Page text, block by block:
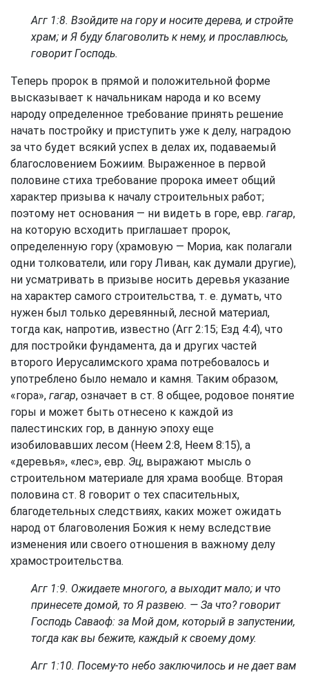
Агг 1:8. Взойдите на гору и носите дерева, и стройте
храм; и Я буду благоволить к нему, и прославлюсь,
говорит Господь.
Теперь пророк в прямой и положительной форме
высказывает к начальникам народа и ко всему
народу определенное требование принять решение
начать постройку и приступить уже к делу, наградою
за что будет всякий успех в делах их, подаваемый
благословением Божиим. Выраженное в первой
половине стиха требование пророка имеет общий
характер призыва к началу строительных работ;
поэтому нет основания — ни видеть в горе, евр. гагар,
на которую всходить приглашает пророк,
определенную гору (храмовую — Мориа, как полагали
одни толкователи, или гору Ливан, как думали другие),
ни усматривать в призыве носить деревья указание
на характер самого строительства, т. е. думать, что
нужен был только деревянный, лесной материал,
тогда как, напротив, известно (Агг 2:15; Езд 4:4), что
для постройки фундамента, да и других частей
второго Иерусалимского храма потребовалось и
употреблено было немало и камня. Таким образом,
«гора», гагар, означает в ст. 8 общее, родовое понятие
горы и может быть отнесено к каждой из
палестинских гор, в данную эпоху еще
изобиловавших лесом (Неем 2:8, Неем 8:15), а
«деревья», «лес», евр. Эц, выражают мысль о
строительном материале для храма вообще. Вторая
половина ст. 8 говорит о тех спасительных,
благодетельных следствиях, каких может ожидать
народ от благоволения Божия к нему вследствие
изменения или своего отношения в важному делу
храмостроительства.
Агг 1:9. Ожидаете многого, а выходит мало; и что
принесете домой, то Я развею. — За что? говорит
Господь Саваоф: за Мой дом, который в запустении,
тогда как вы бежите, каждый к своему дому.
Агг 1:10. Посему-то небо заключилось и не дает вам